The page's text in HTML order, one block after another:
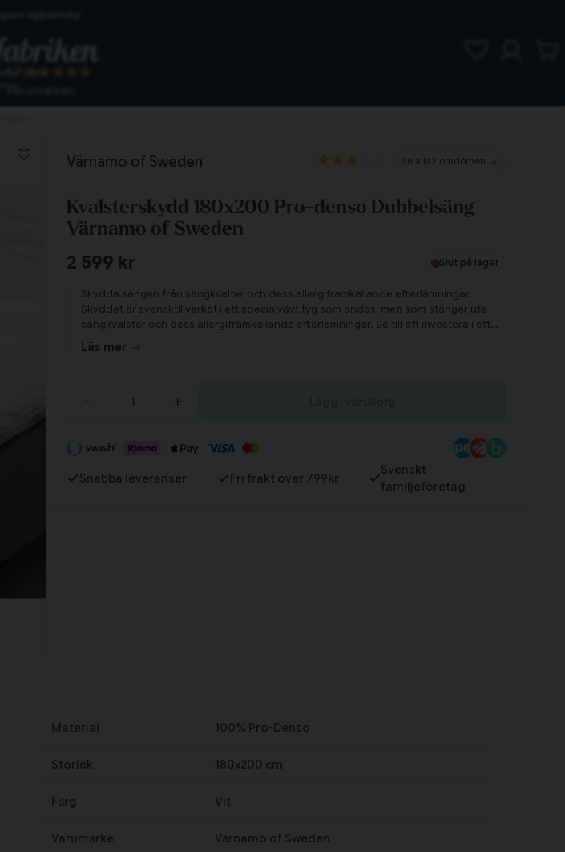
Värnamo of Sweden 2 omdömen
Kvalsterskydd 180x200 Pro-denso Dubbelsäng
Värnamo of Sweden
2 599 kr Slut på lager
Skydda sängen från sängkvalter och dess allergiframkallande efterlämningar.
Skyddet är svensktillverkat i ett specialvävt tyg som andas, men som stänger ute
sängkvalster och dess allergiframkallande efterlämningar. Se till att investera i ett
kvalsterskydd som gör vardagen och sovupplevelsen bättre!
Läs mer
- +
Snabba leveranser Fri frakt över 799kr
Svenskt
familjeföretag
Material 100% Pro-Denso
Storlek 180x200 cm
Färg Vit
Varumärke Värnamo of Sweden
Tillagd i varukorgen